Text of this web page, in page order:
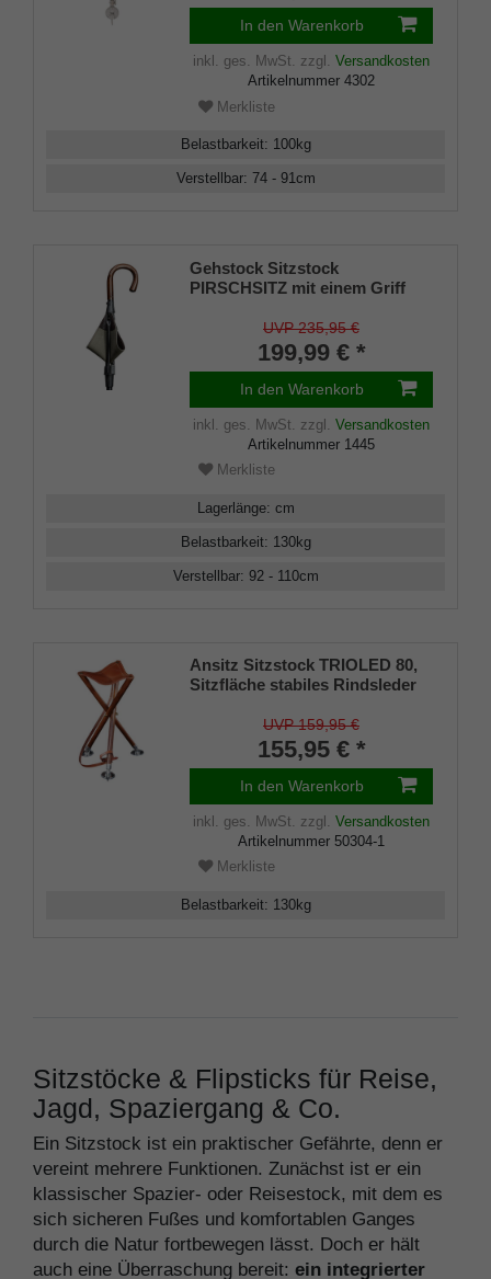
In den Warenkorb
inkl. ges. MwSt. zzgl. Versandkosten
Artikelnummer 4302
Merkliste
Belastbarkeit: 100kg
Verstellbar: 74 - 91cm
Gehstock Sitzstock
PIRSCHSITZ mit einem Griff
Kastanienholz,Sitzfläche aus
englischem Sattler- Rindsleder
mit Segeltuch unterlegt, Stock
aus eloxiertem Leichtmetall,
höhenverstellbar.
UVP 235,95 €
199,99 € *
In den Warenkorb
inkl. ges. MwSt. zzgl. Versandkosten
Artikelnummer 1445
Merkliste
Lagerlänge: cm
Belastbarkeit: 130kg
Verstellbar: 92 - 110cm
Ansitz Sitzstock TRIOLED 80,
Sitzfläche stabiles Rindsleder
massives Buchenholz,
hochwertige Tellerspitzen,
Leder-Tragriemen
UVP 159,95 €
155,95 € *
In den Warenkorb
inkl. ges. MwSt. zzgl. Versandkosten
Artikelnummer 50304-1
Merkliste
Belastbarkeit: 130kg
Sitzstöcke & Flipsticks für Reise,
Jagd, Spaziergang & Co.
Ein Sitzstock ist ein praktischer Gefährte, denn er
vereint mehrere Funktionen. Zunächst ist er ein
klassischer Spazier- oder Reisestock, mit dem es
sich sicheren Fußes und komfortablen Ganges
durch die Natur fortbewegen lässt. Doch er hält
auch eine Überraschung bereit: ein integrierter